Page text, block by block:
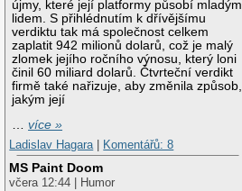
újmy, které její platformy působí mladým
lidem. S přihlédnutím k dřívějšímu
verdiktu tak má společnost celkem
zaplatit 942 milionů dolarů, což je malý
zlomek jejího ročního výnosu, který loni
činil 60 miliard dolarů. Čtvrteční verdikt
firmě také nařizuje, aby změnila způsob,
jakým její
…více »
Ladislav Hagara
Komentářů: 8
MS Paint Doom
včera 12:44 | Humor